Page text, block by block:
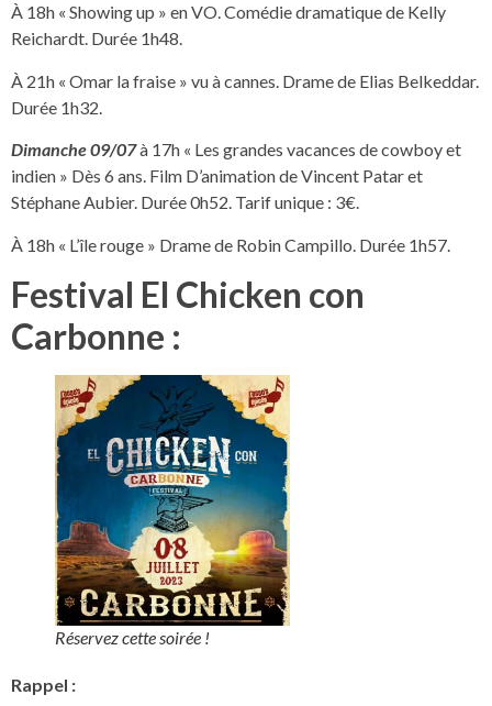
À 18h « Showing up » en VO. Comédie dramatique de Kelly
Reichardt. Durée 1h48.
À 21h « Omar la fraise » vu à cannes. Drame de Elias Belkeddar.
Durée 1h32.
Dimanche 09/07à 17h « Les grandes vacances de cowboy et
indien » Dès 6 ans. Film D’animation de Vincent Patar et
Stéphane Aubier. Durée 0h52. Tarif unique : 3€.
À 18h « L’île rouge » Drame de Robin Campillo. Durée 1h57.
Festival El Chicken con
Carbonne :
Réservez cette soirée !
Rappel :